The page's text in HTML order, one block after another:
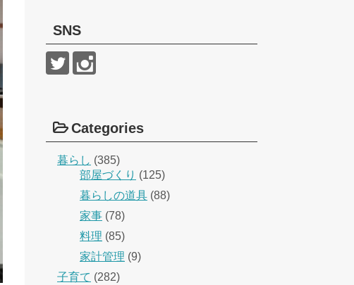
SNS
Categories
暮らし (385)
部屋づくり (125)
暮らしの道具 (88)
家事 (78)
料理 (85)
家計管理 (9)
子育て (282)